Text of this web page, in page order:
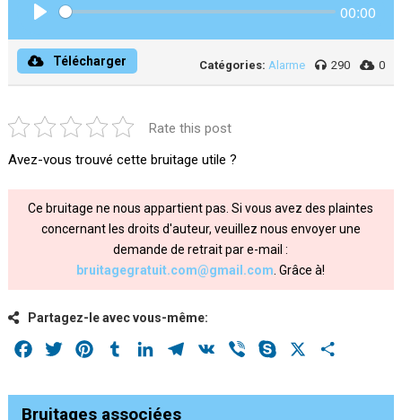
00:00
Télécharger Catégories: Alarme 290 0
Rate this post
Avez-vous trouvé cette bruitage utile ?
Ce bruitage ne nous appartient pas. Si vous avez des plaintes
concernant les droits d'auteur, veuillez nous envoyer une
demande de retrait par e-mail :
bruitagegratuit.com@gmail.com . Grâce à!
Partagez-le avec vous-même:
Facebook
Twitter PinterestTumblrLinkedInTelegram
VK Viber Skype
Bruitages associées